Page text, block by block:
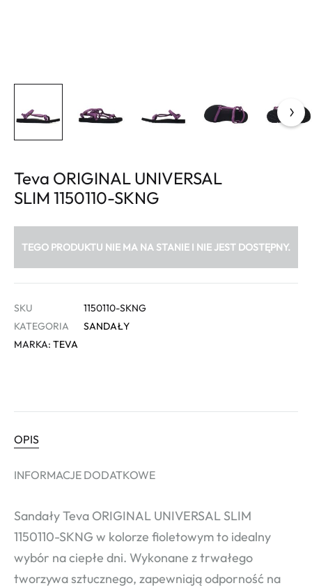
Teva ORIGINAL UNIVERSAL
SLIM 1150110-SKNG
TEGO PRODUKTU NIE MA NA STANIE I NIE JEST DOSTĘPNY.
SKU
1150110-SKNG
KATEGORIA
SANDAŁY
MARKA: TEVA
OPIS
INFORMACJE DODATKOWE
Sandały Teva ORIGINAL UNIVERSAL SLIM
1150110-SKNG w kolorze fioletowym to idealny
wybór na ciepłe dni. Wykonane z trwałego
tworzywa sztucznego, zapewniają odporność na